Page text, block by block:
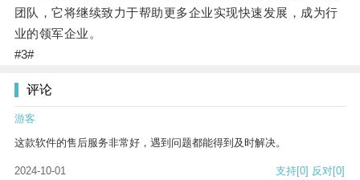
团队，它将继续致力于帮助更多企业实现快速发展，成为行
业的领军企业。
#3#
评论
游客
这款软件的售后服务非常好，遇到问题都能得到及时解决。
2024-10-01 支持[0] 反对[0]